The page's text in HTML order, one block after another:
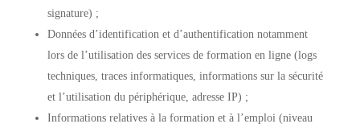
signature) ;
Données d’identification et d’authentification notamment
lors de l’utilisation des services de formation en ligne (logs
techniques, traces informatiques, informations sur la sécurité
et l’utilisation du périphérique, adresse IP) ;
Informations relatives à la formation et à l’emploi (niveau